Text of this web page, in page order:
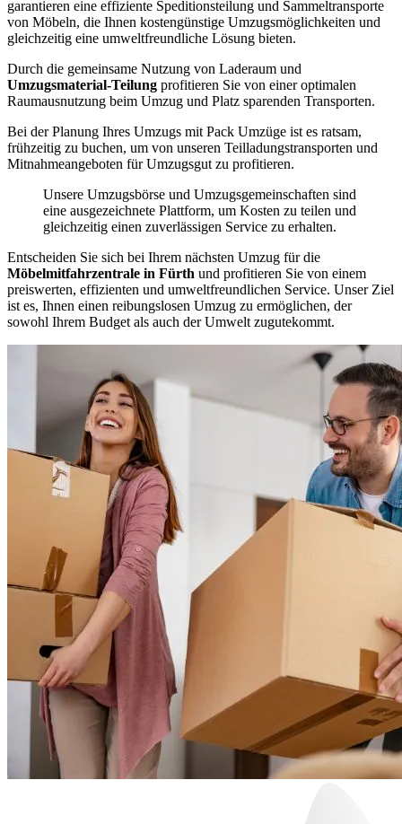
garantieren eine effiziente Speditionsteilung und Sammeltransporte
von Möbeln, die Ihnen kostengünstige Umzugsmöglichkeiten und
gleichzeitig eine umweltfreundliche Lösung bieten.
Durch die gemeinsame Nutzung von Laderaum und
Umzugsmaterial-Teilung profitieren Sie von einer optimalen
Raumausnutzung beim Umzug und Platz sparenden Transporten.
Bei der Planung Ihres Umzugs mit Pack Umzüge ist es ratsam,
frühzeitig zu buchen, um von unseren Teilladungstransporten und
Mitnahmeangeboten für Umzugsgut zu profitieren.
Unsere Umzugsbörse und Umzugsgemeinschaften sind
eine ausgezeichnete Plattform, um Kosten zu teilen und
gleichzeitig einen zuverlässigen Service zu erhalten.
Entscheiden Sie sich bei Ihrem nächsten Umzug für die
Möbelmitfahrzentrale in Fürth und profitieren Sie von einem
preiswerten, effizienten und umweltfreundlichen Service. Unser Ziel
ist es, Ihnen einen reibungslosen Umzug zu ermöglichen, der
sowohl Ihrem Budget als auch der Umwelt zugutekommt.